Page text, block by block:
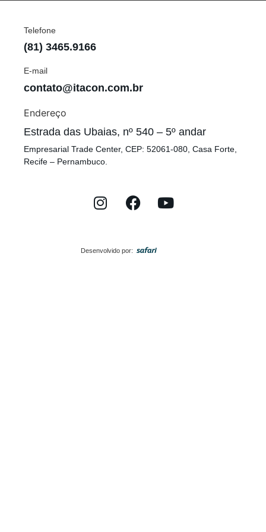
Telefone
(81) 3465.9166
E-mail
contato@itacon.com.br
Endereço
Estrada das Ubaias, nº 540 – 5º andar
Empresarial Trade Center, CEP: 52061-080, Casa Forte,
Recife – Pernambuco.
Desenvolvido por: